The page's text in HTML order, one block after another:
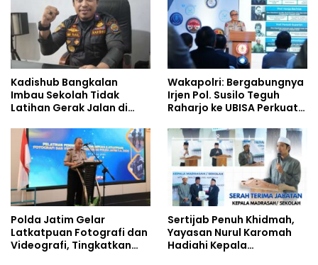
Berjalan Optimal
Kadishub Bangkalan
Imbau Sekolah Tidak
Latihan Gerak Jalan di
Wakapolri: Bergabungnya
Irjen Pol. Susilo Teguh
Raharjo ke UBISA Perkuat
Studi Kepolisian
Polda Jatim Gelar
Latkatpuan Fotografi dan
Videografi, Tingkatkan
Sertijab Penuh Khidmah,
Yayasan Nurul Karomah
Hadiahi Kepala